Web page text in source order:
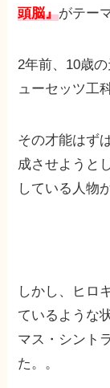
頭脳』がテー
2年前、10歳
ューセッツ工
その才能はず
成させようと
している人物
しかし、ヒロ
ているような
マス・シント
た。。